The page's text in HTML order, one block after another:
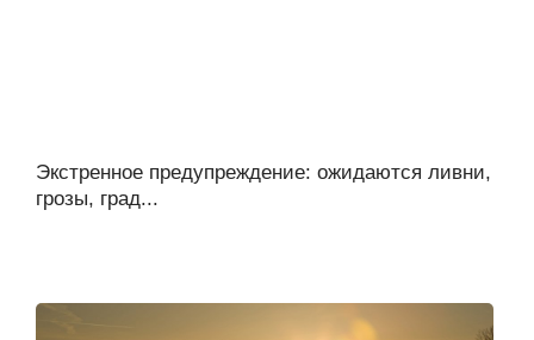
Экстренное предупреждение: ожидаются ливни,
грозы, град...